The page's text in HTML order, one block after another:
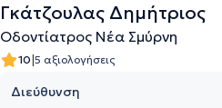
Γκάτζουλας Δημήτριος
Οδοντίατρος Νέα Σμύρνη
10|5 αξιολογήσεις
Διεύθυνση